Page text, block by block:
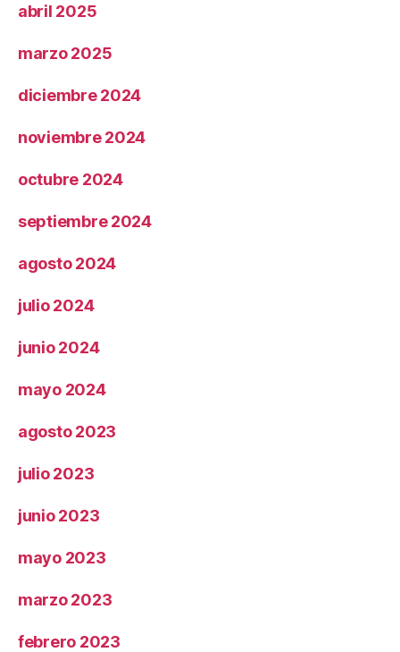
abril 2025
marzo 2025
diciembre 2024
noviembre 2024
octubre 2024
septiembre 2024
agosto 2024
julio 2024
junio 2024
mayo 2024
agosto 2023
julio 2023
junio 2023
mayo 2023
marzo 2023
febrero 2023